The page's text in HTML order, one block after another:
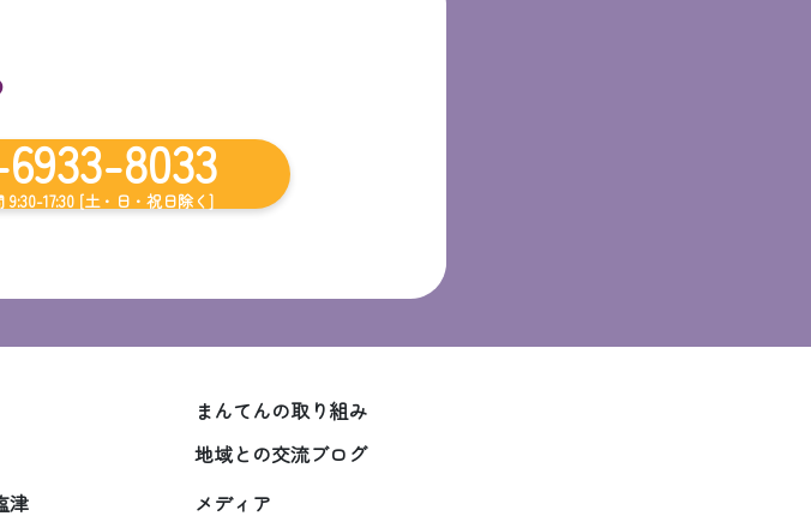
8033
9:30-17:30 [土・日・祝日除く]
津
まんてんの取り組み
地域との交流ブログ
メディア